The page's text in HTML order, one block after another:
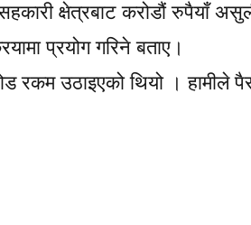
क्षेत्रबाट करोडौं रुपैयाँ
प्रयोग गरिने बताए।
रकम उठाइएको थियो ।